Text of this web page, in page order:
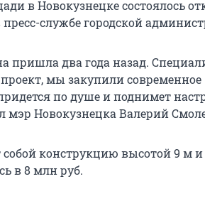
в Новокузнецке состоялось
службе городской
пришла два года назад.
мы закупили современное
по душе и поднимет
мэр Новокузнецка Валерий
собой конструкцию высотой 9 м
в 8 млн руб.